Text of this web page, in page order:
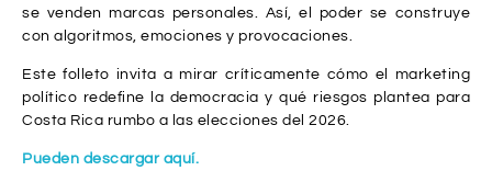
se venden marcas personales. Así, el poder se construye
con algoritmos, emociones y provocaciones.
Este folleto invita a mirar críticamente cómo el marketing
político redefine la democracia y qué riesgos plantea para
Costa Rica rumbo a las elecciones del 2026.
Pueden descargar aquí.